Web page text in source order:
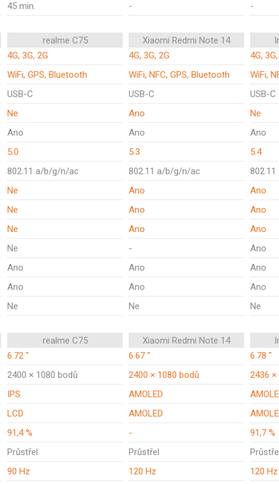
45 min. - -
realme C75 Xiaomi Redmi Note 14
4G, 3G, 2G 4G, 3G, 2G
4G,
WiFi, GPS, Bluetooth WiFi, NFC, GPS, Bluetooth
WiFi,
USB-C USB-C
USB-C
Ne Ano
Ne
Ano Ano
Ano
5.0 5.3
5.4
802.11 a/b/g/n/ac 802.11 a/b/g/n/ac
Ne Ano
Ano
Ne Ano
Ano
Ne Ano
Ano
Ne -
Ano
Ano Ano
Ano
Ano Ano
Ano
Ne Ne Ne
realme C75 Xiaomi Redmi Note 14
6.72 " 6.67 "
6.78 "
2400 × 1080 bodů 2400 × 1080 bodů
2436
IPS AMOLED
LCD AMOLED
91,4 % -
91,7 %
Průstřel Průstřel
90 Hz 120 Hz
120 Hz